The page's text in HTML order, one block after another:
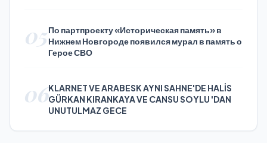
05По партпроекту «Историческая память» в
Нижнем Новгороде появился мурал в память о
Герое СВО
06KLARNET VE ARABESK AYNI SAHNE'DE HALİS
GÜRKAN KIRANKAYA VE CANSU SOYLU 'DAN
UNUTULMAZ GECE